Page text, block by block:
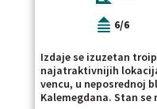
6/6
Izdaje se izuzetan
najatraktivnijih
vencu, u neposrednoj
Kalemegdana. Stan